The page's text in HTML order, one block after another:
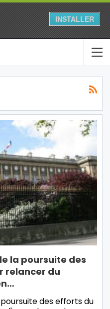
INSTALLER
la poursuite des
relancer du
des efforts du